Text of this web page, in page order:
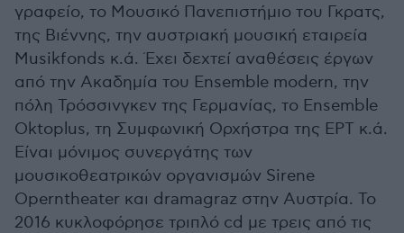
γραφείο, το Μουσικό Πανεπιστήμιο του Γκρατς,
της Βιέννης, την αυστριακή μουσική εταιρεία
Musikfonds κ.ά. Έχει δεχτεί αναθέσεις έργων
από την Ακαδημία του Ensemble modern, την
πόλη Τρόσσινγκεν της Γερμανίας, το Ensemble
Oktoplus, τη Συμφωνική Ορχήστρα της ΕΡΤ κ.ά.
Είναι μόνιμος συνεργάτης των
μουσικοθεατρικών οργανισμών Sirene
Operntheater και dramagraz στην Αυστρία. Το
2016 κυκλοφόρησε τριπλό cd με τρεις από τις